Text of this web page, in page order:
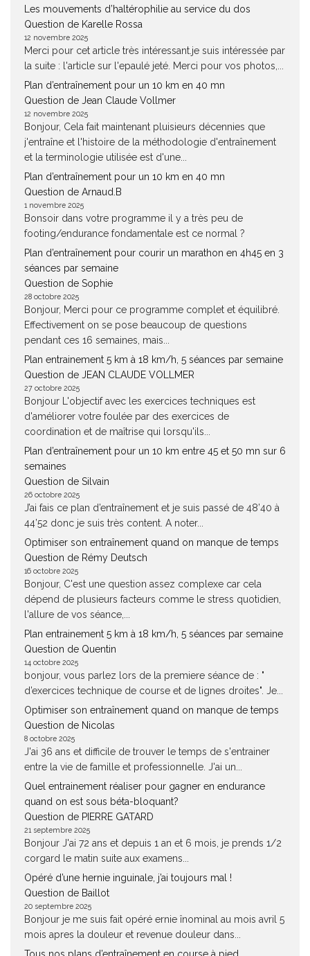
Les mouvements d’haltérophilie au service du dos
Question de Karelle Rossa
12 novembre 2025
Merci pour cet article très intéressant.je suis intéressée par
la suite : l'article sur l'epaulé jeté. Merci pour vos photos,...
Plan d’entraînement pour un 10 km en 40 mn
Question de Jean Claude Vollmer
12 novembre 2025
Bonjour, Cela fait maintenant pluisieurs décennies que
j'entraîne et l'histoire de la méthodologie d'entraînement
et la terminologie utilisée est d'une...
Plan d’entraînement pour un 10 km en 40 mn
Question de Arnaud.B
1 novembre 2025
Bonsoir dans votre programme il y a très peu de
footing/endurance fondamentale est ce normal ?
Plan d’entraînement pour courir un marathon en 4h45 en 3
séances par semaine
Question de Sophie
28 octobre 2025
Bonjour, Merci pour ce programme complet et équilibré.
Effectivement on se pose beaucoup de questions
pendant ces 16 semaines, mais...
Plan entrainement 5 km à 18 km/h, 5 séances par semaine
Question de JEAN CLAUDE VOLLMER
27 octobre 2025
Bonjour L'objectif avec les exercices techniques est
d'améliorer votre foulée par des exercices de
coordination et de maîtrise qui lorsqu'ils...
Plan d’entraînement pour un 10 km entre 45 et 50 mn sur 6
semaines
Question de Silvain
26 octobre 2025
J’ai fais ce plan d’entraînement et je suis passé de 48’40 à
44’52 donc je suis très content. A noter...
Optimiser son entraînement quand on manque de temps
Question de Rémy Deutsch
16 octobre 2025
Bonjour, C'est une question assez complexe car cela
dépend de plusieurs facteurs comme le stress quotidien,
l'allure de vos séance,...
Plan entrainement 5 km à 18 km/h, 5 séances par semaine
Question de Quentin
14 octobre 2025
bonjour, vous parlez lors de la premiere séance de : "
d’exercices technique de course et de lignes droites". Je...
Optimiser son entraînement quand on manque de temps
Question de Nicolas
8 octobre 2025
J'ai 36 ans et difficile de trouver le temps de s'entrainer
entre la vie de famille et professionnelle. J'ai un...
Quel entrainement réaliser pour gagner en endurance
quand on est sous béta-bloquant?
Question de PIERRE GATARD
21 septembre 2025
Bonjour J'ai 72 ans et depuis 1 an et 6 mois, je prends 1/2
corgard le matin suite aux examens...
Opéré d’une hernie inguinale, j’ai toujours mal !
Question de Baillot
20 septembre 2025
Bonjour je me suis fait opéré ernie înominal au mois avril 5
mois apres la douleur et revenue douleur dans...